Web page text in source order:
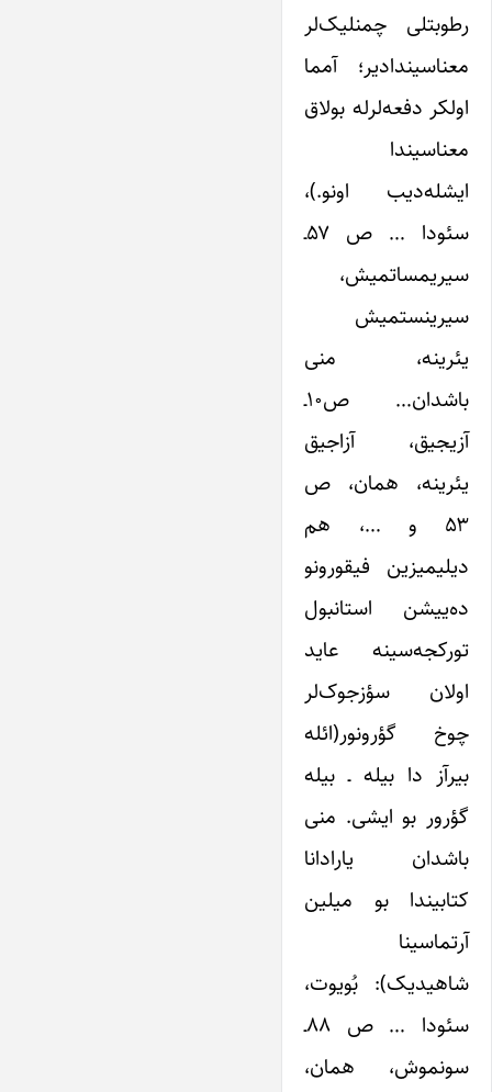
رطوبتلی چمنلیک‌‌‌‌لر
معناسیندادیر؛ آمما
اولکر دفعه‌‌‌‌لرله بولاق
معناسیندا
ایشله‌‌‌‌دیب اونو.)،
سئودا … ص ۵۷ـ
سیریمساتمیش،
سیرینستمیش
یئرینه، منی
باشدان… ص۱۰ـ
آزیجیق، آزاجیق
یئرینه، همان، ص
۵۳ و …، هم
دیلیمیزین فیقورونو
ده‌‌‌‌ییشن استانبول
تورکجه‌‌‌‌سینه عاید
اولان سؤزجوک‌‌‌‌لر
چوخ گؤرونور(ائله
بیرآز دا بیله ـ بیله
گؤرور بو ایشی. منی
باشدان یارادانا
کتابیندا بو میلین
آرتماسینا
شاهیدیک): بُویوت،
سئودا … ص ۸۸ـ
سونموش، همان،